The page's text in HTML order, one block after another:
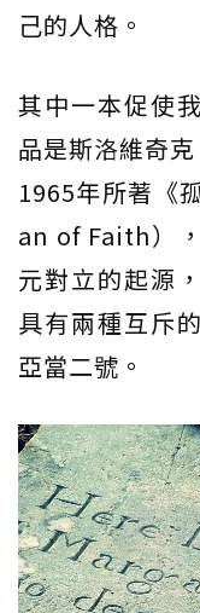
己的人格。
其中一本促使
品是斯洛維奇
1965年所著《
an of Faith）
元對立的起源
具有兩種互斥
亞當二號。